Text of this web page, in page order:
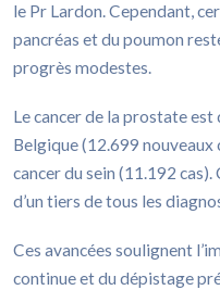
le Pr Lardon. Cependant,
pancréas et du poumon
progrès modestes.
Le cancer de la prostate
Belgique (12.699 nouveaux
cancer du sein (11.192
d’un tiers de tous les
Ces avancées soulignent
continue et du dépistage